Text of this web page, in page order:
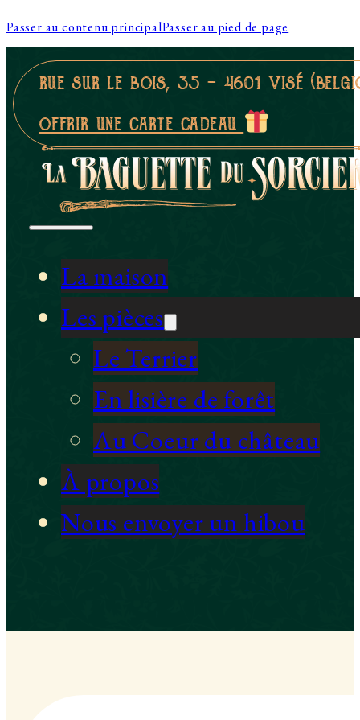
Passer au contenu principalPasser au pied de page
rue sur le bois, 35 - 4601 visé
offrir une carte cadeau
La maison
Les pièces
Le Terrier
En lisière de forêt
Au Coeur du château
À propos
Nous envoyer un hibou